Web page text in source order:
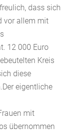
dass sich
vor allem mit
12 000 Euro
Kreis
diese
eigentliche
mit
übernommen